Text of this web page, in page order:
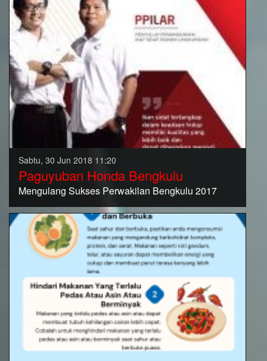
Sabtu, 30 Jun 2018 11:20
Paguyuban Honda Bengkulu
Mengulang Sukses Perwakilan Bengkulu 2017